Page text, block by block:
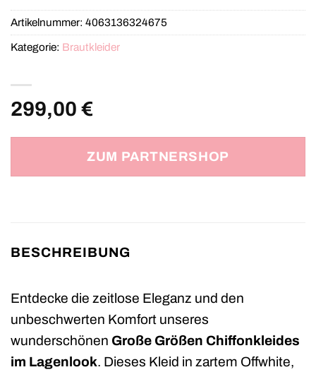
299,00 €
ZUM PARTNERSHOP
Artikelnummer: 4063136324675
Kategorie: Brautkleider
BESCHREIBUNG
Entdecke die zeitlose Eleganz und den
unbeschwerten Komfort unseres
wunderschönen Große Größen Chiffonkleides
im Lagenlook. Dieses Kleid in zartem Offwhite,